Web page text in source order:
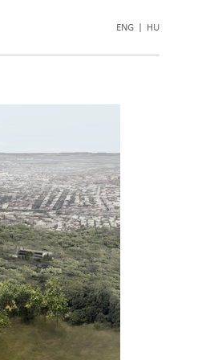
ENG | HU